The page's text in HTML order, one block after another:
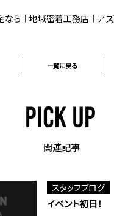
なら｜地域密着工務店｜ア
一覧に戻る
関連記事
スタッフブログ
イベント初日！